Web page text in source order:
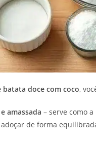
batata doce com coco,
amassada – serve como
de forma